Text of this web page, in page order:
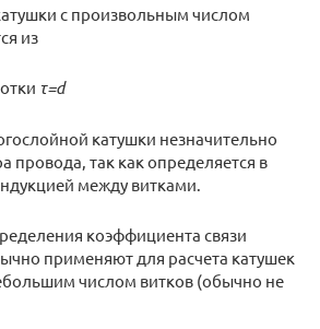
с произвольным числом
из
τ=d
катушки незначительно
провода, так как определяется в
между витками.
коэффициента связи
применяют для расчета катушек
числом витков (обычно не